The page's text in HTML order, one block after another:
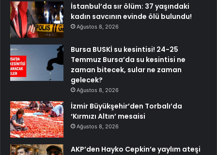
İstanbul’da sır ölüm: 37 yaşındaki
kadın savcının evinde ölü bulundu!
Ağustos 8, 2026
Bursa BUSKİ su kesintisi! 24-25
Temmuz Bursa’da su kesintisi ne
zaman bitecek, sular ne zaman
gelecek?
Ağustos 8, 2026
İzmir Büyükşehir’den Torbalı’da
‘Kırmızı Altın’ mesaisi
Ağustos 8, 2026
AKP’den Hayko Cepkin’e yaylım ateşi